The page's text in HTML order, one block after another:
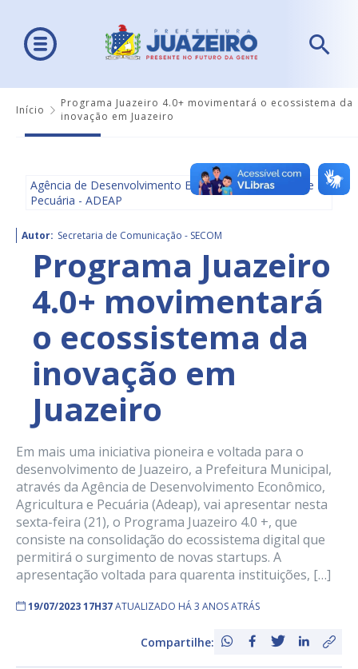
Início
Programa Juazeiro 4.0+ movimentará o ecossistema da
inovação em Juazeiro
Agência de Desenvolvimento Econômico, Agricultura e
Pecuária - ADEAP
Autor: Secretaria de Comunicação - SECOM
Programa Juazeiro
4.0+ movimentará
o ecossistema da
inovação em
Juazeiro
Em mais uma iniciativa pioneira e voltada para o
desenvolvimento de Juazeiro, a Prefeitura Municipal,
através da Agência de Desenvolvimento Econômico,
Agricultura e Pecuária (Adeap), vai apresentar nesta
sexta-feira (21), o Programa Juazeiro 4.0 +, que
consiste na consolidação do ecossistema digital que
permitirá o surgimento de novas startups. A
apresentação voltada para quarenta instituições, […]
19/07/2023 17H37ATUALIZADO HÁ 3 ANOS ATRÁS
Compartilhe: